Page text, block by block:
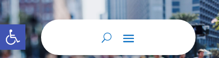
Abrir barra de herramientas